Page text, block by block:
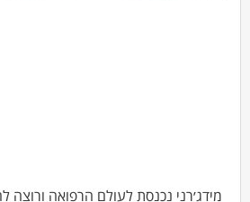
מידג׳רני נכנסת לעולם הרפואה ורוצה